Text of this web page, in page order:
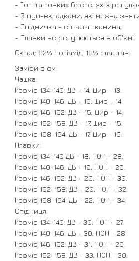
- Топ та тонких бретелях з
- З пуш-вкладками, які можна
- Спідничка - сітчата тканина;
- Плавки не регулюються в об'ємі.
Склад: 82% поліамід, 18% еластан.
Заміри в см:
Чашка:
Розмір 134-140: ДВ - 14, Шир - 13.
Розмір 140-146: ДВ - 15, Шир - 14.
Розмір 146-152: ДВ - 15, Шир - 14.
Розмір 152-158: ДВ - 17, Шир - 15.
Розмір 158-164: ДВ - 17, Шир - 16.
Плавки:
Розмір 134-140 ДВ - 18, ПОП - 28.
Розмір 140-146: ДВ - 19, ПОП - 29.
Розмір 146-152: ДВ - 20, ПОП - 30.
Розмір 152-158: ДВ - 20, ПОП - 32.
Розмір 158-164: ДВ - 22, ПОП - 34.
Спідниця:
Розмір 134-140: ДВ - 30, ПОП - 27.
Розмір 140-146: ДВ - 30, ПОП - 28.
Розмір 146-152: ДВ - 31, ПОП - 29.
Розмір 152-158: ДВ - 33, ПОП - 30.